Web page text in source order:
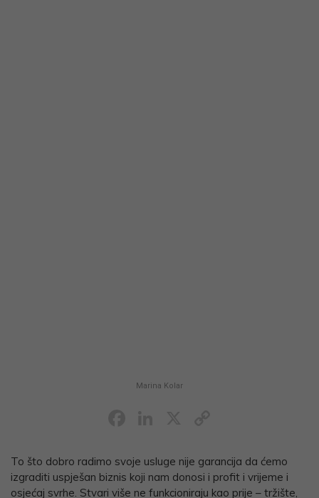
Marina Kolar
To što dobro radimo svoje usluge nije garancija da ćemo
izgraditi uspješan biznis koji nam donosi i profit i vrijeme i
osjećaj svrhe. Stvari više ne funkcioniraju kao prije – tržište,